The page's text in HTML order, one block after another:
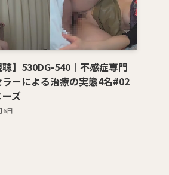
聴】530DG-540｜不感症専門
ーによる治療の実態4名#02
ーズ
6日